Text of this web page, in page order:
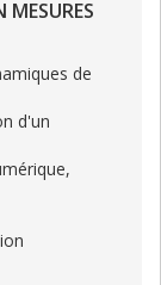
de
d'un